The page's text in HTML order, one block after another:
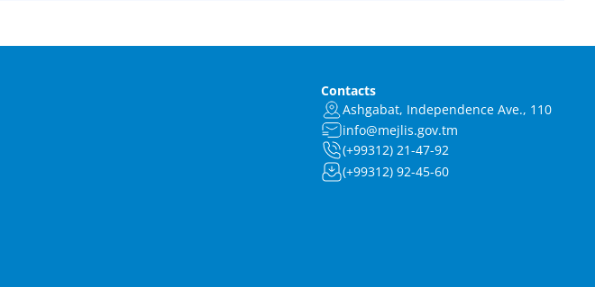
Contacts
Ashgabat, Independence Ave., 110
info@mejlis.gov.tm
(+99312) 21-47-92
(+99312) 92-45-60